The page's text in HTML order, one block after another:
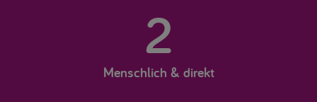
2
Menschlich & direkt